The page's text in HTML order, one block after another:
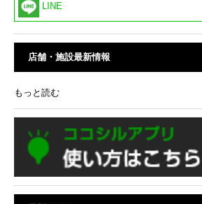
LINE
店舗・施設最新情報
もっと読む